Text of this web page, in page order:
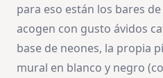
para eso están los bares
acogen con gusto ávidos
base de neones, la propia
mural en blanco y negro